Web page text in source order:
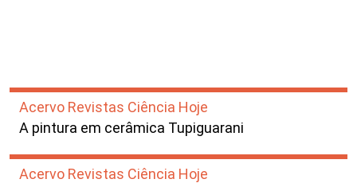
Acervo Revistas Ciência Hoje
A pintura em cerâmica Tupiguarani
Acervo Revistas Ciência Hoje